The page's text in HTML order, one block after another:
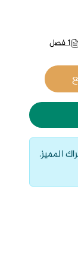
1 فصل